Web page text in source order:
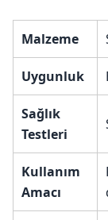
Malzeme
Uygunluk
Sağlık
Testleri
Kullanım
Amacı